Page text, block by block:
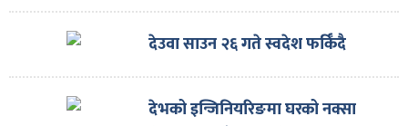
देउवा साउन २६ गते स्वदेश फर्किँदै
देभको इन्जिनियरिङमा घरको नक्सा